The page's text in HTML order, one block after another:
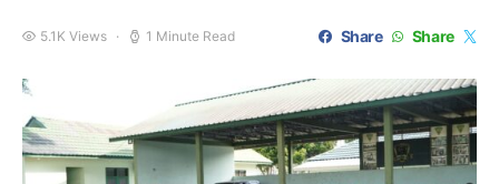
5.1K Views 1 Minute Read Share Share